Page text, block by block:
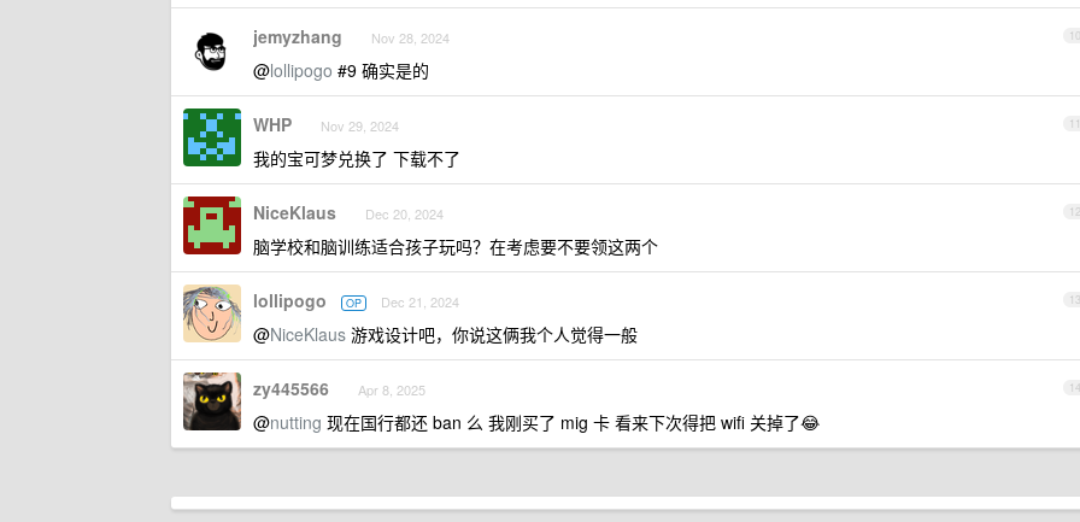
10
jemyzhang Nov 28, 2024
@lollipogo #9 确实是的
11
WHP Nov 29, 2024
我的宝可梦兑换了 下载不了
12
NiceKlaus Dec 20, 2024
脑学校和脑训练适合孩子玩吗？在考虑要不要领这两个
13
lollipogo OP Dec 21, 2024
@NiceKlaus 游戏设计吧，你说这俩我个人觉得一般
14
zy445566 Apr 8, 2025
@nutting 现在国行都还 ban 么 我刚买了 mig 卡 看来下次得把 wifi 关掉了😂